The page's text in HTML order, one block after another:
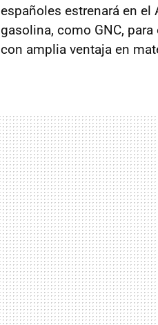
españoles estrenará en el
gasolina, como GNC,
con amplia ventaja en